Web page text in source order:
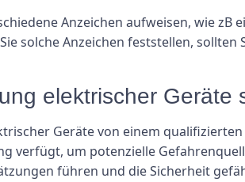
Anzeichen aufweisen, wie zB
solche Anzeichen feststellen,
elektrischer Geräte
Geräte von einem
verfügt, um potenzielle
führen und die Sicherheit